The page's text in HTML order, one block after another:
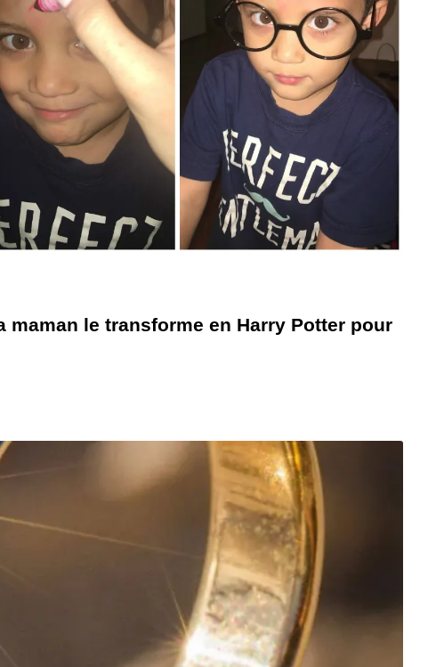
maman le transforme en Harry Potter pour